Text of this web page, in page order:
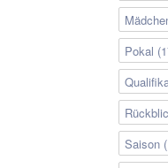
Pokal
Saison